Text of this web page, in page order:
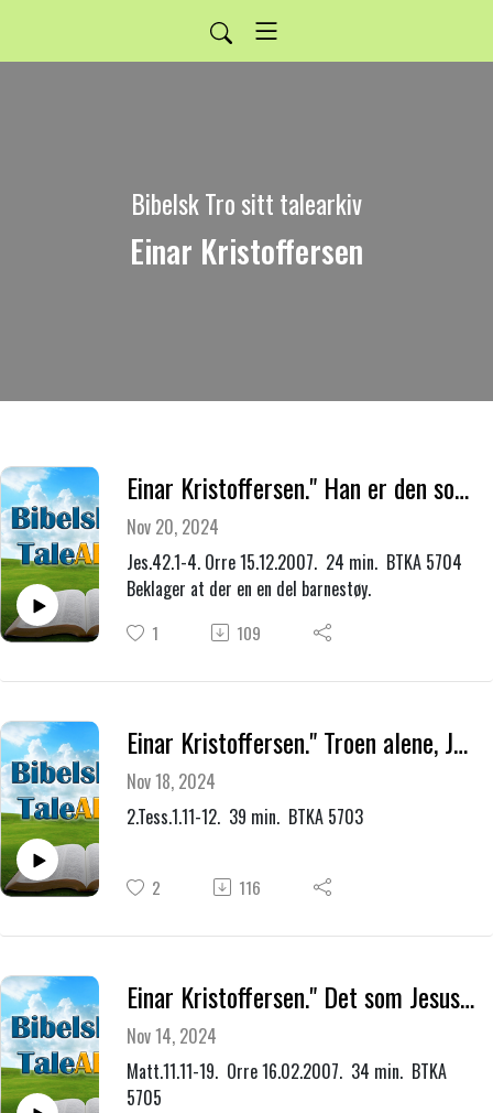
Bibelsk Tro sitt talearkiv
Einar Kristoffersen
Einar Kristoffersen." Han er den som tar seg av det knekkede rør og rykende veke."
Nov 20, 2024
Jes.42.1-4. Orre 15.12.2007. 24 min. BTKA 5704
Beklager at der en en del barnestøy.
1 109
Einar Kristoffersen." Troen alene, Jesus alene, uten noe i tillegg."
Nov 18, 2024
2.Tess.1.11-12. 39 min. BTKA 5703
2 116
Einar Kristoffersen." Det som Jesus har gjort, det kan du leve på og det kan du døy på."
Nov 14, 2024
Matt.11.11-19. Orre 16.02.2007. 34 min. BTKA
5705